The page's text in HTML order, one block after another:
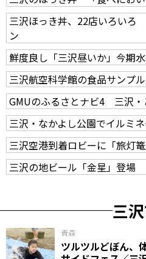
三沢ほっき丼、22店いろいろ
ン
鮮度良し「三沢昼いか」今期
三沢航空科学館の食品サンプ
GMUのふるさとナビ4 三沢・
三沢・なかよし公園でイルミ
三沢空港到着ロビーに「旅灯
三沢の地ビール「金星」登場
三
青森
ツルツルどぼん、